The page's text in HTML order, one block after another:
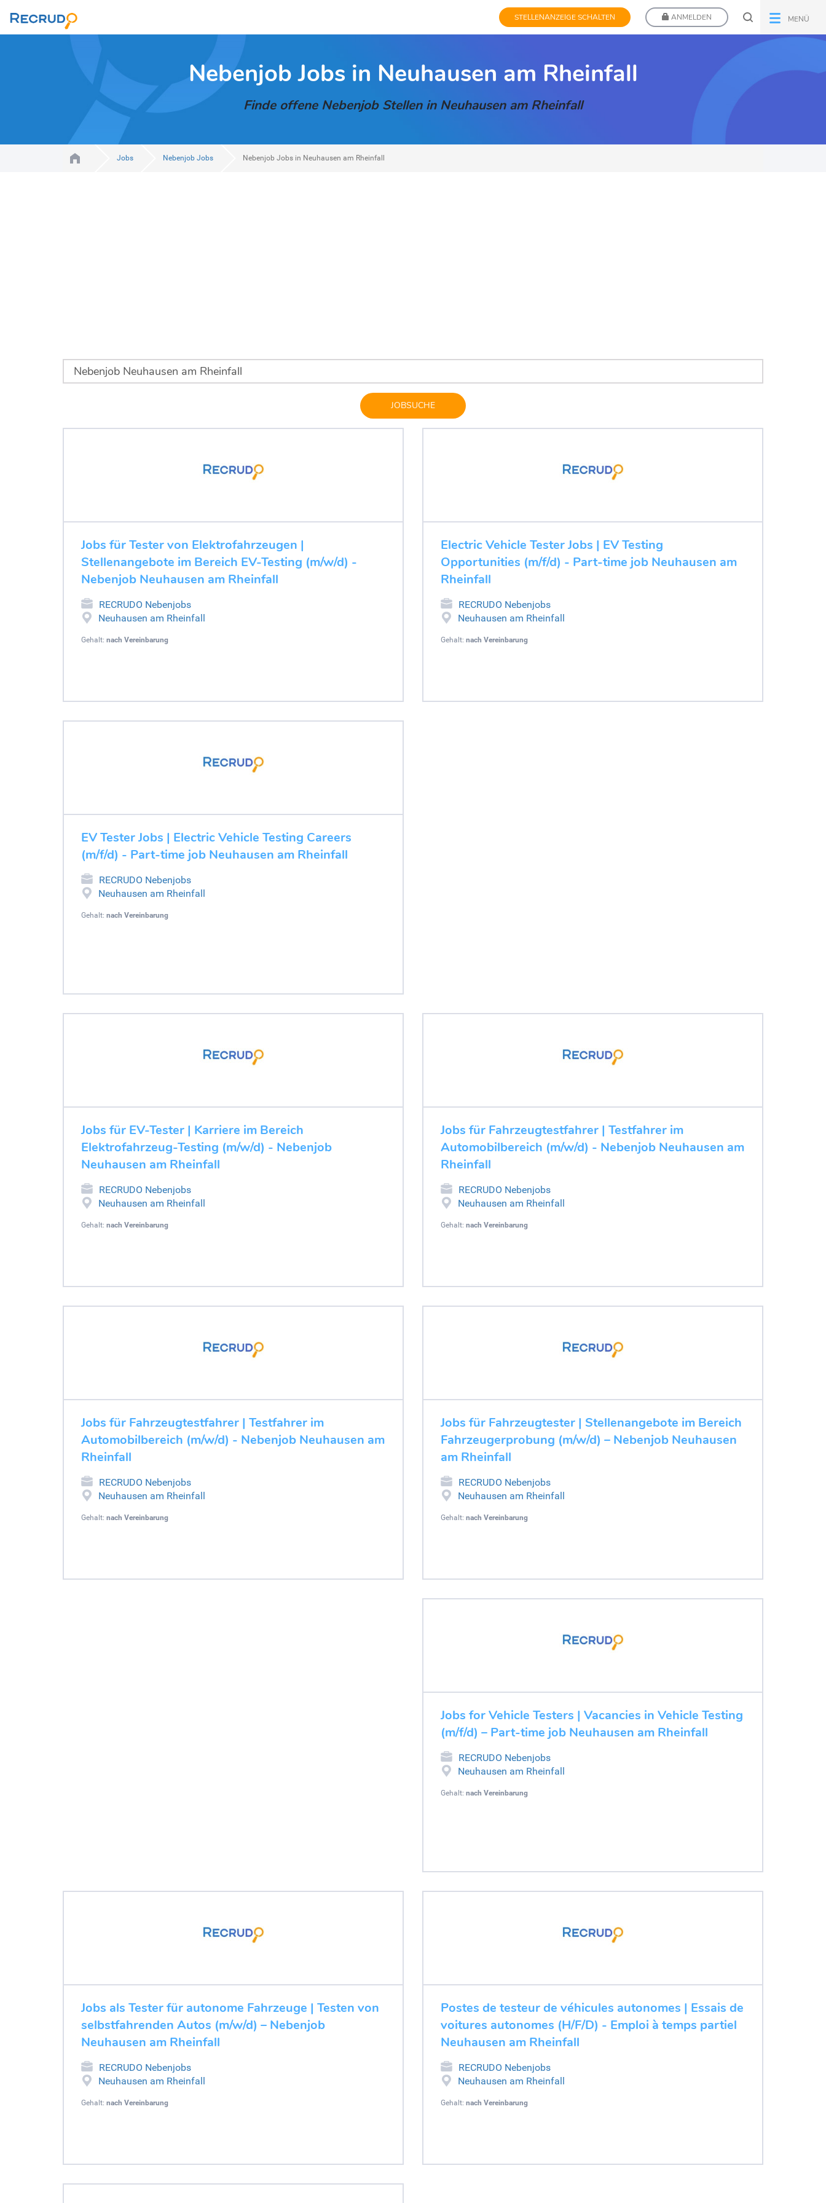
STELLENANZEIGE SCHALTEN ANMELDEN MENÜ
Nebenjob Jobs in Neuhausen am Rheinfall
Finde offene Nebenjob Stellen in Neuhausen am Rheinfall
Jobs Nebenjob Jobs Nebenjob Jobs in Neuhausen am Rheinfall
JOBSUCHE
Jobs für Tester von Elektrofahrzeugen |
Stellenangebote im Bereich EV-Testing (m/w/d) -
Nebenjob Neuhausen am Rheinfall
RECRUDO Nebenjobs
Neuhausen am Rheinfall
Gehalt: nach Vereinbarung
Electric Vehicle Tester Jobs | EV Testing
Opportunities (m/f/d) - Part-time job Neuhausen am
Rheinfall
RECRUDO Nebenjobs
Neuhausen am Rheinfall
Gehalt: nach Vereinbarung
EV Tester Jobs | Electric Vehicle Testing Careers
(m/f/d) - Part-time job Neuhausen am Rheinfall
RECRUDO Nebenjobs
Neuhausen am Rheinfall
Gehalt: nach Vereinbarung
Jobs für EV-Tester | Karriere im Bereich
Elektrofahrzeug-Testing (m/w/d) - Nebenjob
Neuhausen am Rheinfall
RECRUDO Nebenjobs
Neuhausen am Rheinfall
Gehalt: nach Vereinbarung
Jobs für Fahrzeugtestfahrer | Testfahrer im
Automobilbereich (m/w/d) - Nebenjob Neuhausen am
Rheinfall
RECRUDO Nebenjobs
Neuhausen am Rheinfall
Gehalt: nach Vereinbarung
Jobs für Fahrzeugtestfahrer | Testfahrer im
Automobilbereich (m/w/d) - Nebenjob Neuhausen am
Rheinfall
RECRUDO Nebenjobs
Neuhausen am Rheinfall
Gehalt: nach Vereinbarung
Jobs für Fahrzeugtester | Stellenangebote im Bereich
Fahrzeugerprobung (m/w/d) – Nebenjob Neuhausen
am Rheinfall
RECRUDO Nebenjobs
Neuhausen am Rheinfall
Gehalt: nach Vereinbarung
Jobs for Vehicle Testers | Vacancies in Vehicle Testing
(m/f/d) – Part-time job Neuhausen am Rheinfall
RECRUDO Nebenjobs
Neuhausen am Rheinfall
Gehalt: nach Vereinbarung
Jobs als Tester für autonome Fahrzeuge | Testen von
selbstfahrenden Autos (m/w/d) – Nebenjob
Neuhausen am Rheinfall
RECRUDO Nebenjobs
Neuhausen am Rheinfall
Gehalt: nach Vereinbarung
Postes de testeur de véhicules autonomes | Essais de
voitures autonomes (H/F/D) - Emploi à temps partiel
Neuhausen am Rheinfall
RECRUDO Nebenjobs
Neuhausen am Rheinfall
Gehalt: nach Vereinbarung